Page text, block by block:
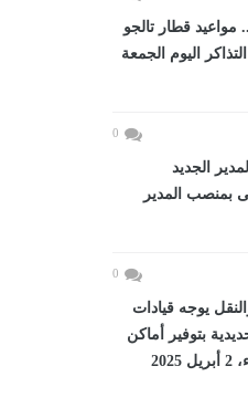
مواعيد قطار تالجو
اليوم الجمعة
0
الجديد
بمنصب المدير
0
يوجه قيادات
بتوفير أماكن
في رحلات...اليوم الأربعاء، 2 أبريل 2025